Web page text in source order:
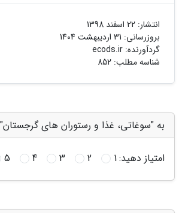
انتشار: 22 اسفند 1398
بروزرسانی: 31 اردیبهشت 1404
گردآورنده: ecods.ir
شناسه مطلب: 852
به "سوغاتی، غذا و رستوران های گرجستان"
امتیاز دهید:1
2
3
4
5